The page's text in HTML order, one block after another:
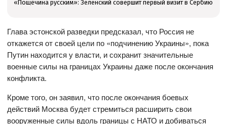
«Пощёчина русским»: Зеленский совершит первый визит в Сербию
Глава эстонской разведки предсказал, что Россия не
откажется от своей цели по «подчинению Украины», пока
Путин находится у власти, и сохранит значительные
военные силы на границах Украины даже после окончания
конфликта.
Кроме того, он заявил, что после окончания боевых
действий Москва будет стремиться расширить свои
вооруженные силы вдоль границы с НАТО и добиваться